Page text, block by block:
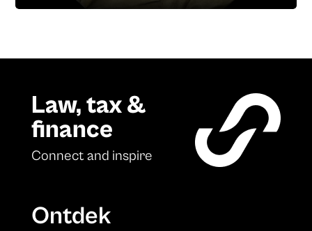
Law, tax &
finance
Connect and inspire
Ontdek